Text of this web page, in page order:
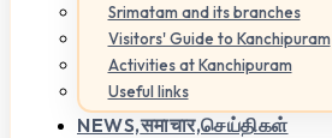
Srimatam and its branches
Visitors' Guide to Kanchipuram
Activities at Kanchipuram
Useful links
NEWS,समाचार,செய்திகள்